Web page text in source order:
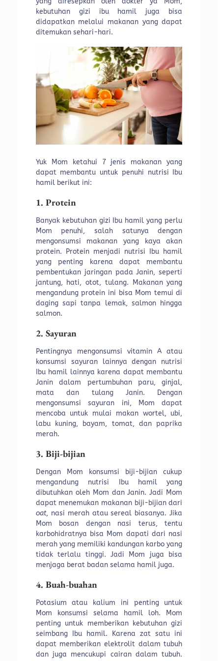
kebutuhan gizi ibu hamil juga bisa
didapatkan melalui makanan yang dapat
ditemukan sehari-hari.
Yuk Mom ketahui 7 jenis makanan yang
dapat membantu untuk penuhi nutrisi Ibu
hamil berikut ini:
1. Protein
Banyak kebutuhan gizi Ibu hamil yang perlu
Mom penuhi, salah satunya dengan
mengonsumsi makanan yang kaya akan
protein. Protein menjadi nutrisi Ibu hamil
yang penting karena dapat membantu
pembentukan jaringan pada Janin, seperti
jantung, hati, otot, tulang. Makanan yang
mengandung protein ini bisa Mom temui di
daging sapi tanpa lemak, salmon hingga
salmon.
2. Sayuran
Pentingnya mengonsumsi vitamin A atau
konsumsi sayuran lainnya dengan nutrisi
Ibu hamil lainnya karena dapat membantu
Janin dalam pertumbuhan paru, ginjal,
mata dan tulang Janin. Dengan
mengonsumsi sayuran ini, Mom dapat
mencoba untuk mulai makan wortel, ubi,
labu kuning, bayam, tomat, dan paprika
merah.
3. Biji-bijian
Dengan Mom konsumsi biji-bijian cukup
mengandung nutrisi Ibu hamil yang
dibutuhkan oleh Mom dan Janin. Jadi Mom
dapat menemukan makanan biji-bijian dari
oat, nasi merah atau sereal biasanya. Jika
Mom bosan dengan nasi terus, tentu
karbohidratnya bisa Mom dapati dari nasi
merah yang memiliki kandungan karbo yang
tidak terlalu tinggi. Jadi Mom juga bisa
menjaga berat badan selama hamil juga.
4. Buah-buahan
Potasium atau kalium ini penting untuk
Mom konsumsi selama hamil loh. Mom
penting untuk memberikan kebutuhan gizi
seimbang Ibu hamil. Karena zat satu ini
dapat memberikan elektrolit dalam tubuh
dan juga mencukupi cairan dalam tubuh.